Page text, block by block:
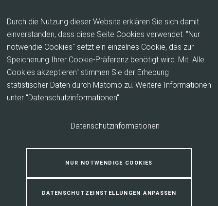
Durch die Nutzung dieser Website erklären Sie sich damit
einverstanden, dass diese Seite Cookies verwendet. "Nur
notwendie Cookies" setzt ein einzelnes Cookie, das zur
Speicherung Ihrer Cookie-Präferenz benötigt wird. Mit "Alle
Cookies akzeptieren" stimmen Sie der Erhebung
statistischer Daten durch Matomo zu. Weitere Informationen
unter "Datenschutzinformationen".
Datenschutzinformationen
NUR NOTWENDIGE COOKIES
DATENSCHUTZEINSTELLUNGEN ANPASSEN
Lebensraum Teich
An einer ruhigen Ecke des Schulgeländes wurde
unser Schulteich angelegt und er verfügt bei einer
Flachwasserzone.